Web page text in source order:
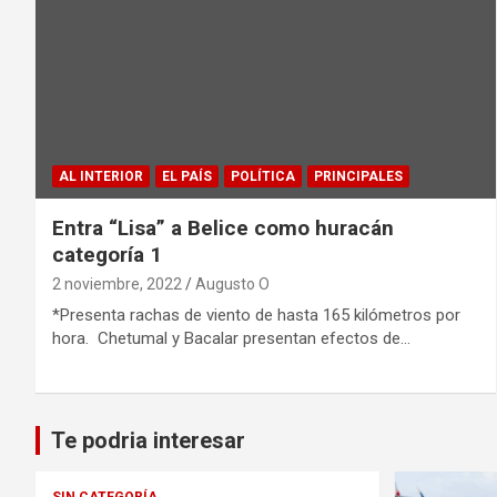
AL INTERIOR EL PAÍS POLÍTICA PRINCIPALES
Entra “Lisa” a Belice como huracán
categoría 1
2 noviembre, 2022 Augusto O
*Presenta rachas de viento de hasta 165 kilómetros por
hora. Chetumal y Bacalar presentan efectos de…
Te podria interesar